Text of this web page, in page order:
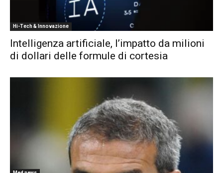
Hi-Tech & Innovazione
Intelligenza artificiale, l’impatto da milioni
di dollari delle formule di cortesia